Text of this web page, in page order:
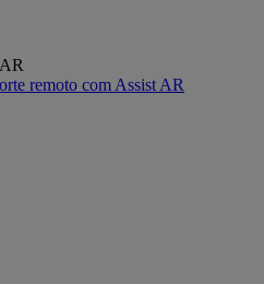
remoto com Assist AR